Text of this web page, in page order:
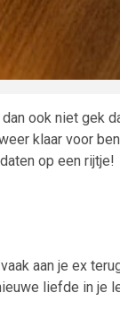
ook niet gek
klaar voor
op een rijtje!
aan je ex
liefde in je